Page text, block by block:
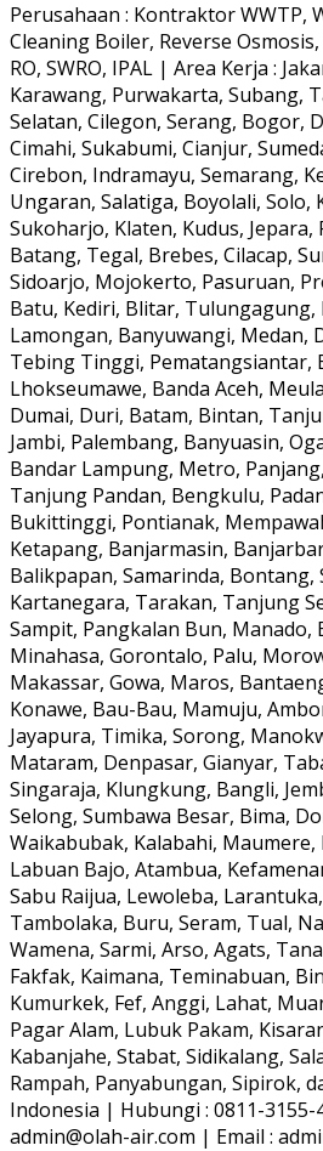
Perusahaan : Kontraktor WWTP,
Cleaning Boiler, Reverse
RO, SWRO, IPAL | Area Kerja :
Karawang, Purwakarta, Subang,
Selatan, Cilegon, Serang, Bogor,
Cimahi, Sukabumi, Cianjur,
Cirebon, Indramayu, Semarang,
Ungaran, Salatiga, Boyolali, Solo,
Sukoharjo, Klaten, Kudus, Jepara,
Batang, Tegal, Brebes, Cilacap,
Sidoarjo, Mojokerto, Pasuruan,
Batu, Kediri, Blitar, Tulungagung,
Lamongan, Banyuwangi, Medan,
Tebing Tinggi, Pematangsiantar,
Lhokseumawe, Banda Aceh,
Dumai, Duri, Batam, Bintan,
Jambi, Palembang, Banyuasin,
Bandar Lampung, Metro,
Tanjung Pandan, Bengkulu,
Bukittinggi, Pontianak,
Ketapang, Banjarmasin,
Balikpapan, Samarinda, Bontang,
Kartanegara, Tarakan, Tanjung
Sampit, Pangkalan Bun,
Minahasa, Gorontalo, Palu,
Makassar, Gowa, Maros,
Konawe, Bau-Bau, Mamuju,
Jayapura, Timika, Sorong,
Mataram, Denpasar, Gianyar,
Singaraja, Klungkung, Bangli,
Selong, Sumbawa Besar, Bima,
Waikabubak, Kalabahi, Maumere,
Labuan Bajo, Atambua,
Sabu Raijua, Lewoleba,
Tambolaka, Buru, Seram, Tual,
Wamena, Sarmi, Arso, Agats,
Fakfak, Kaimana, Teminabuan,
Kumurkek, Fef, Anggi, Lahat,
Pagar Alam, Lubuk Pakam,
Kabanjahe, Stabat, Sidikalang,
Rampah, Panyabungan, Sipirok,
Indonesia | Hubungi : 0811-3155-
admin@olah-air.com | Email :